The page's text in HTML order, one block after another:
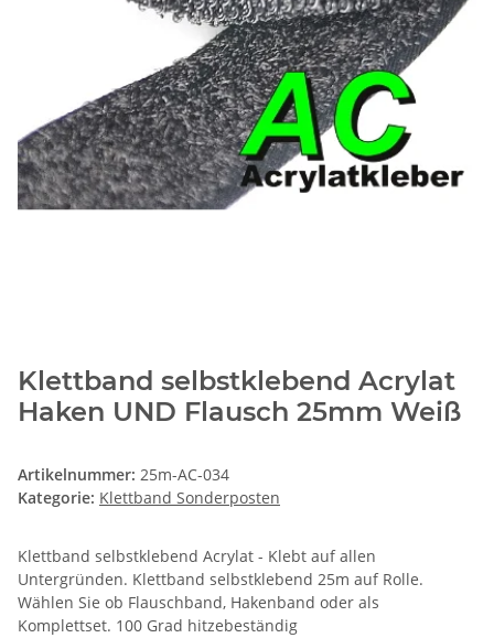
Klettband selbstklebend Acrylat
Haken UND Flausch 25mm Weiß
Artikelnummer: 25m-AC-034
Kategorie: Klettband Sonderposten
Klettband selbstklebend Acrylat - Klebt auf allen
Untergründen. Klettband selbstklebend 25m auf Rolle.
Wählen Sie ob Flauschband, Hakenband oder als
Komplettset. 100 Grad hitzebeständig